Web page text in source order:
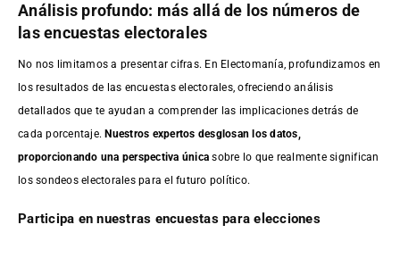
Análisis profundo: más allá de los números de
las encuestas electorales
No nos limitamos a presentar cifras. En Electomanía, profundizamos en
los resultados de las encuestas electorales, ofreciendo análisis
detallados que te ayudan a comprender las implicaciones detrás de
cada porcentaje. Nuestros expertos desglosan los datos,
proporcionando una perspectiva única sobre lo que realmente significan
los sondeos electorales para el futuro político.
Participa en nuestras encuestas para elecciones